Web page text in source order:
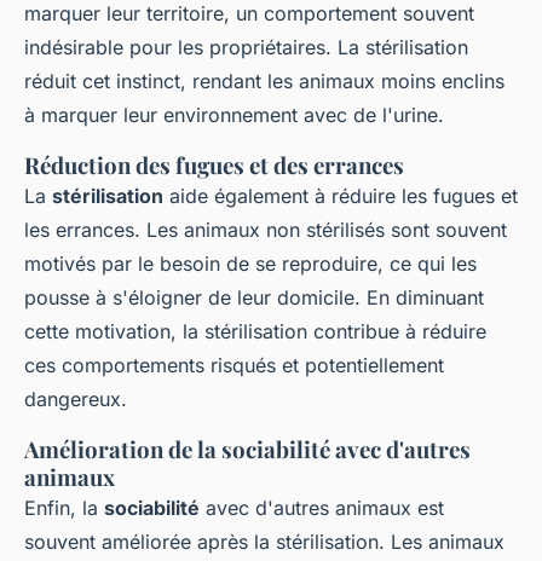
marquer leur territoire, un comportement souvent
indésirable pour les propriétaires. La stérilisation
réduit cet instinct, rendant les animaux moins enclins
à marquer leur environnement avec de l'urine.
Réduction des fugues et des errances
La stérilisation aide également à réduire les fugues et
les errances. Les animaux non stérilisés sont souvent
motivés par le besoin de se reproduire, ce qui les
pousse à s'éloigner de leur domicile. En diminuant
cette motivation, la stérilisation contribue à réduire
ces comportements risqués et potentiellement
dangereux.
Amélioration de la sociabilité avec d'autres
animaux
Enfin, la sociabilité avec d'autres animaux est
souvent améliorée après la stérilisation. Les animaux